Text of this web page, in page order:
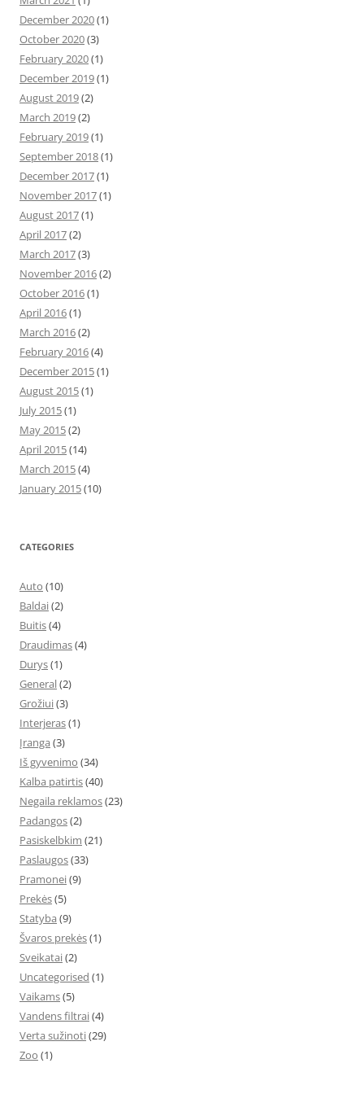
December 2020(1)
October 2020(3)
February 2020(1)
December 2019(1)
August 2019(2)
March 2019(2)
February 2019(1)
September 2018(1)
December 2017(1)
November 2017(1)
August 2017(1)
April 2017(2)
March 2017(3)
November 2016(2)
October 2016(1)
April 2016(1)
March 2016(2)
February 2016(4)
December 2015(1)
August 2015(1)
July 2015(1)
May 2015(2)
April 2015(14)
March 2015(4)
January 2015(10)
CATEGORIES
Auto (10)
Baldai(2)
Buitis(4)
Draudimas(4)
Durys(1)
General(2)
Grožiui(3)
Interjeras(1)
Įranga (3)
Iš gyvenimo (34)
Kalba patirtis(40)
Negaila reklamos(23)
Padangos(2)
Pasiskelbkim (21)
Paslaugos(33)
Pramonei(9)
Prekės(5)
Statyba (9)
Švaros prekės(1)
Sveikatai(2)
Uncategorised (1)
Vaikams(5)
Vandens filtrai(4)
Verta sužinoti(29)
Zoo (1)